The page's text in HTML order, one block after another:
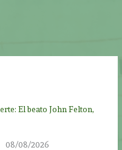
El beato John Felton,
08/08/2026